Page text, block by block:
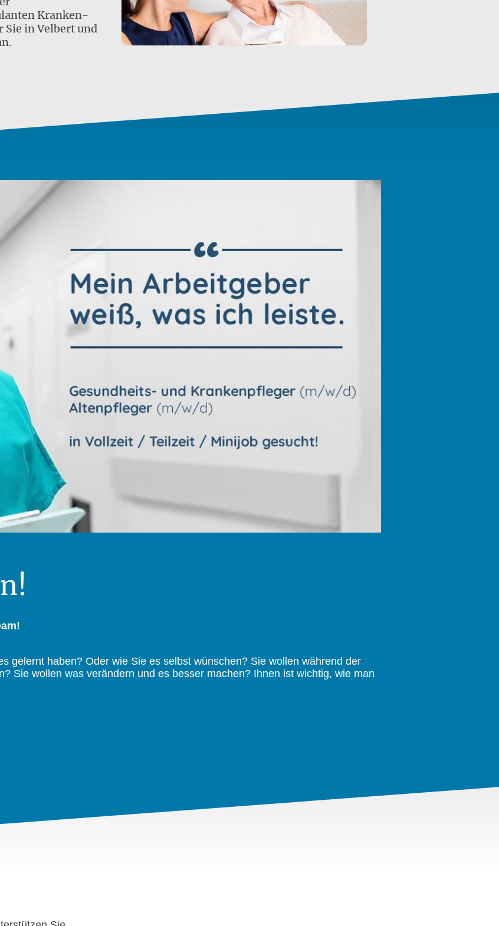
Kranken-
Sie in Velbert und
gelernt haben? Oder wie Sie es selbst wünschen? Sie wollen während der
Sie wollen was verändern und es besser machen? Ihnen ist wichtig, wie man